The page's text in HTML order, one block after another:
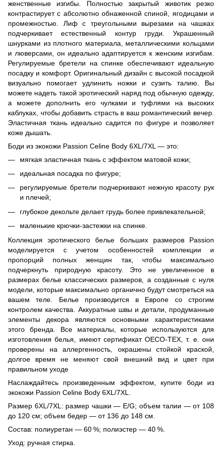
женственные изгибы. Полностью закрытый животик резко
контрастирует с абсолютно обнаженной спиной, ягодицами и
промежностью. Лиф с треугольными вырезами на чашках
подчеркивает естественный контур груди. Украшенный
шнурками из плотного материала, металлическими кольцами
и люверсами, он идеально адаптируется к женским изгибам.
Регулируемые бретели на спинке обеспечивают идеальную
посадку и комфорт. Оригинальный дизайн с высокой посадкой
визуально помогает удлинить ножки и сузить талию. Вы
можете надеть такой эротический наряд под обычную одежду,
а можете дополнить его чулками и туфлями на высоких
каблуках, чтобы добавить страсть в ваш романтический вечер.
Эластичная ткань идеально садится по фигуре и позволяет
коже дышать.
Боди из экокожи Passion Celine Body 6XL/7XL — это:
мягкая эластичная ткань с эффектом матовой кожи;
идеальная посадка по фигуре;
регулируемые бретели подчеркивают нежную красоту рук
и плечей;
глубокое декольте делает грудь более привлекательной;
маленькие крючки-застежки на спинке.
Коллекция эротического белье больших размеров Passion
моделируется с учетом особенностей комплекции и
пропорций полных женщин так, чтобы максимально
подчеркнуть природную красоту. Это не увеличенное в
размерах белье классических размеров, а созданные с нуля
модели, которые максимально органично будут смотреться на
вашем теле. Белье производится в Европе со строгим
контролем качества. Аккуратные швы и детали, продуманные
элементы декора являются основными характеристиками
этого бренда. Все материалы, которые используются для
изготовления белья, имеют сертификат OECO-TEX, т. е. они
проверены на аллергенность, окрашены стойкой краской,
долгое время не меняют свой внешний вид и цвет при
правильном уходе
Наслаждайтесь произведенным эффектом, купите боди из
экокожи Passion Celine Body 6XL/7XL.
Размер 6XL/7XL: размер чашки — E/G; объем талии — от 108
до 120 см; объем бедер — от 136 до 148 см.
Состав: полиуретан — 60 %; полиэстер — 40 %.
Уход: ручная стирка.